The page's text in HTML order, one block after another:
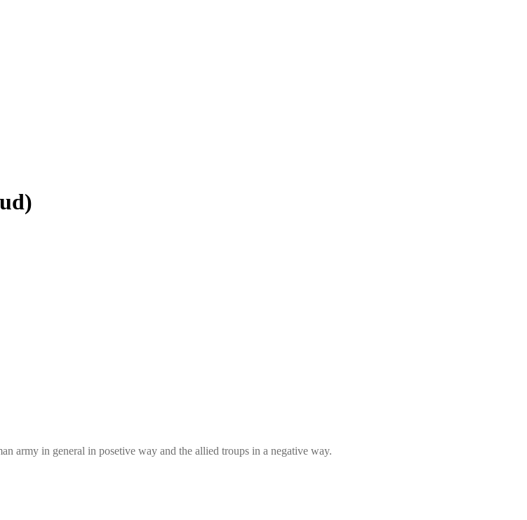
army in general in posetive way and the allied troups in a negative way.